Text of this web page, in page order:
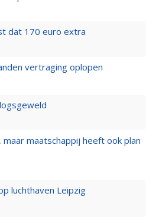
dat 170 euro extra
vertraging oplopen
maatschappij heeft ook plan
luchthaven Leipzig